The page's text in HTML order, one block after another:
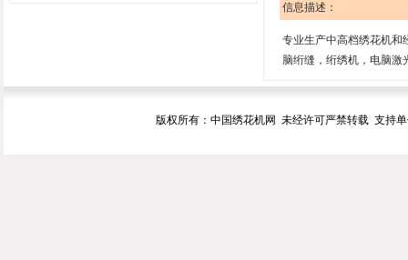
信息描述：
专业生产中高档绣花机和
脑绗缝，绗绣机，电脑激
版权所有：中国绣花机网 未经许可严禁转载 支持